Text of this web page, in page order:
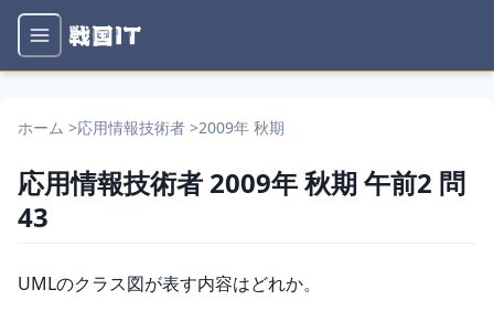
ホーム >応用情報技術者 >2009年 秋期
応用情報技術者 2009年 秋期午前2 問
43
問題文
UMLのクラス図が表す内容はどれか。